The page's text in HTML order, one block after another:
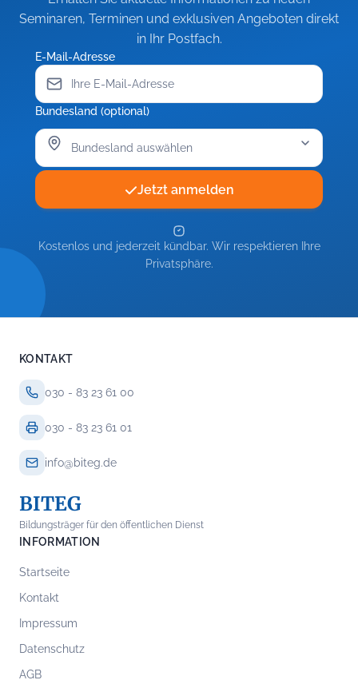
Seminaren, Terminen und exklusiven Angeboten direkt
in Ihr Postfach.
E-Mail-Adresse
Bundesland (optional)
Jetzt anmelden
Kostenlos und jederzeit kündbar. Wir respektieren Ihre
Privatsphäre.
KONTAKT
030 - 83 23 61 00
030 - 83 23 61 01
info@biteg.de
BITEG
Bildungsträger für den öffentlichen Dienst
INFORMATION
Startseite
Kontakt
Impressum
Datenschutz
AGB